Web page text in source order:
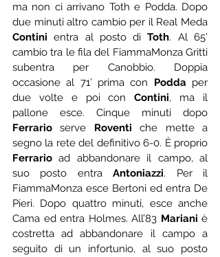
ma non ci arrivano Toth e Podda. Dopo
Contini entra al posto di Toth. Al 65’
cambio tra le fila del FiammaMonza Gritti
subentra per Canobbio. Doppia
occasione al 71’ prima con Podda per
due volte e poi con Contini, ma il
Ferrario serve Roventi che mette a
Ferrario ad abbandonare il campo, al
suo posto entra Antoniazzi. Per il
FiammaMonza esce Bertoni ed entra De
Pieri. Dopo quattro minuti, esce anche
Cama ed entra Holmes. All’83 Mariani è
costretta ad abbandonare il campo a
seguito di un infortunio, al suo posto